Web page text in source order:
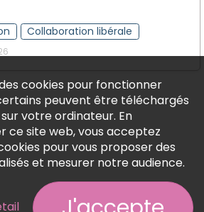
Collaboration libérale
cookies pour fonctionner
peuvent être téléchargés
votre ordinateur. En
ce site web, vous acceptez
pour vous proposer des
et mesurer notre audience.